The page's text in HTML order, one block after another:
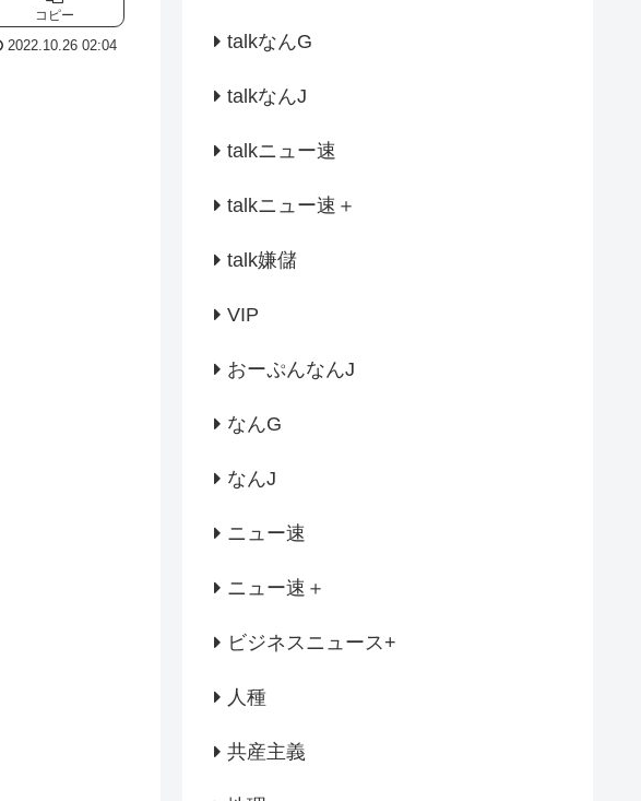
コピー
2022.10.26 02:04 talkなんG
talkなんJ
talkニュー速
talkニュー速＋
talk嫌儲
VIP
おーぷんなんJ
なんG
なんJ
ニュー速
ニュー速＋
ビジネスニュース+
人種
共産主義